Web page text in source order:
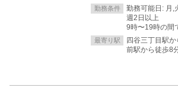
勤務条件
勤務可能日: 月,
週2日以上
9時〜19時の間
最寄り駅
四谷三丁目駅
前駅から徒歩8